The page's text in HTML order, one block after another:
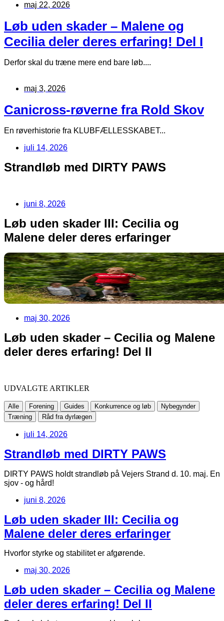
maj 22, 2026
Løb uden skader – Malene og
Cecilia deler deres erfaring! Del I
Derfor skal du træne mere end bare løb....
maj 3, 2026
Canicross-røverne fra Rold Skov
En røverhistorie fra KLUBFÆLLESSKABET...
juli 14, 2026
Strandløb med DIRTY PAWS
juni 8, 2026
Løb uden skader III: Cecilia og
Malene deler deres erfaringer
maj 30, 2026
Løb uden skader – Cecilia og Malene
deler deres erfaring! Del II
UDVALGTE ARTIKLER
Alle Forening Guides Konkurrence og løb
Nybegynder
Træning
Råd fra dyrlægen
juli 14, 2026
Strandløb med DIRTY PAWS
DIRTY PAWS holdt strandløb på Vejers Strand d. 10. maj. En
sjov - og hård!
juni 8, 2026
Løb uden skader III: Cecilia og
Malene deler deres erfaringer
Hvorfor styrke og stabilitet er afgørende.
maj 30, 2026
Løb uden skader – Cecilia og Malene
deler deres erfaring! Del II